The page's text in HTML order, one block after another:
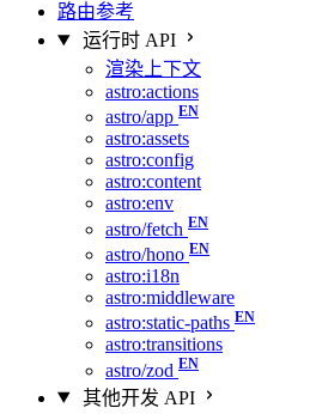
路由参考
运行时 API
渲染上下文
astro:actions
astro/app
astro:assets
astro:config
astro:content
astro:env
astro/fetch
astro/hono
astro:i18n
astro:middleware
astro:static-paths
astro:transitions
astro/zod
其他开发 API